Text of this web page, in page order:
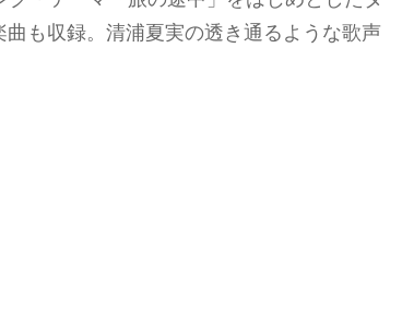
も収録。清浦夏実の透き通るような歌声